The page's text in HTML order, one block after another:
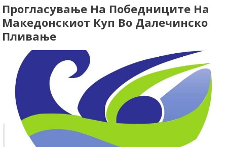
Прогласување На Победниците На
Македонскиот Куп Во Далечинско
Пливање